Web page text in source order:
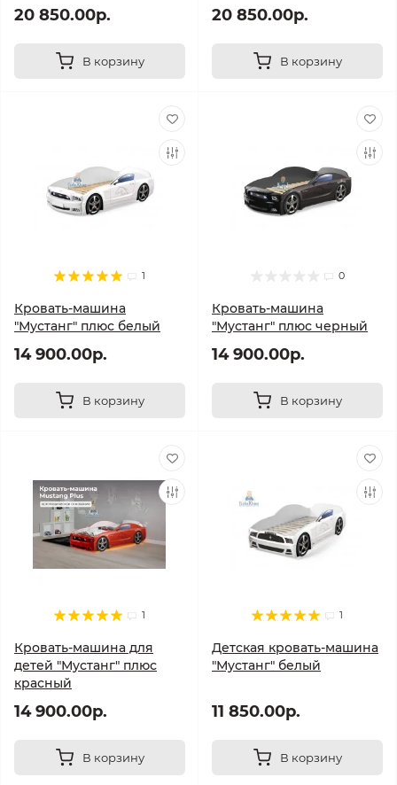
20 850.00р.
В корзину
20 850.00р.
В корзину
1
Кровать-машина
"Мустанг" плюс белый
14 900.00р.
В корзину
0
Кровать-машина
"Мустанг" плюс черный
14 900.00р.
В корзину
1
Кровать-машина для
детей "Мустанг" плюс
красный
14 900.00р.
В корзину
1
Детская кровать-машина
"Мустанг" белый
11 850.00р.
В корзину